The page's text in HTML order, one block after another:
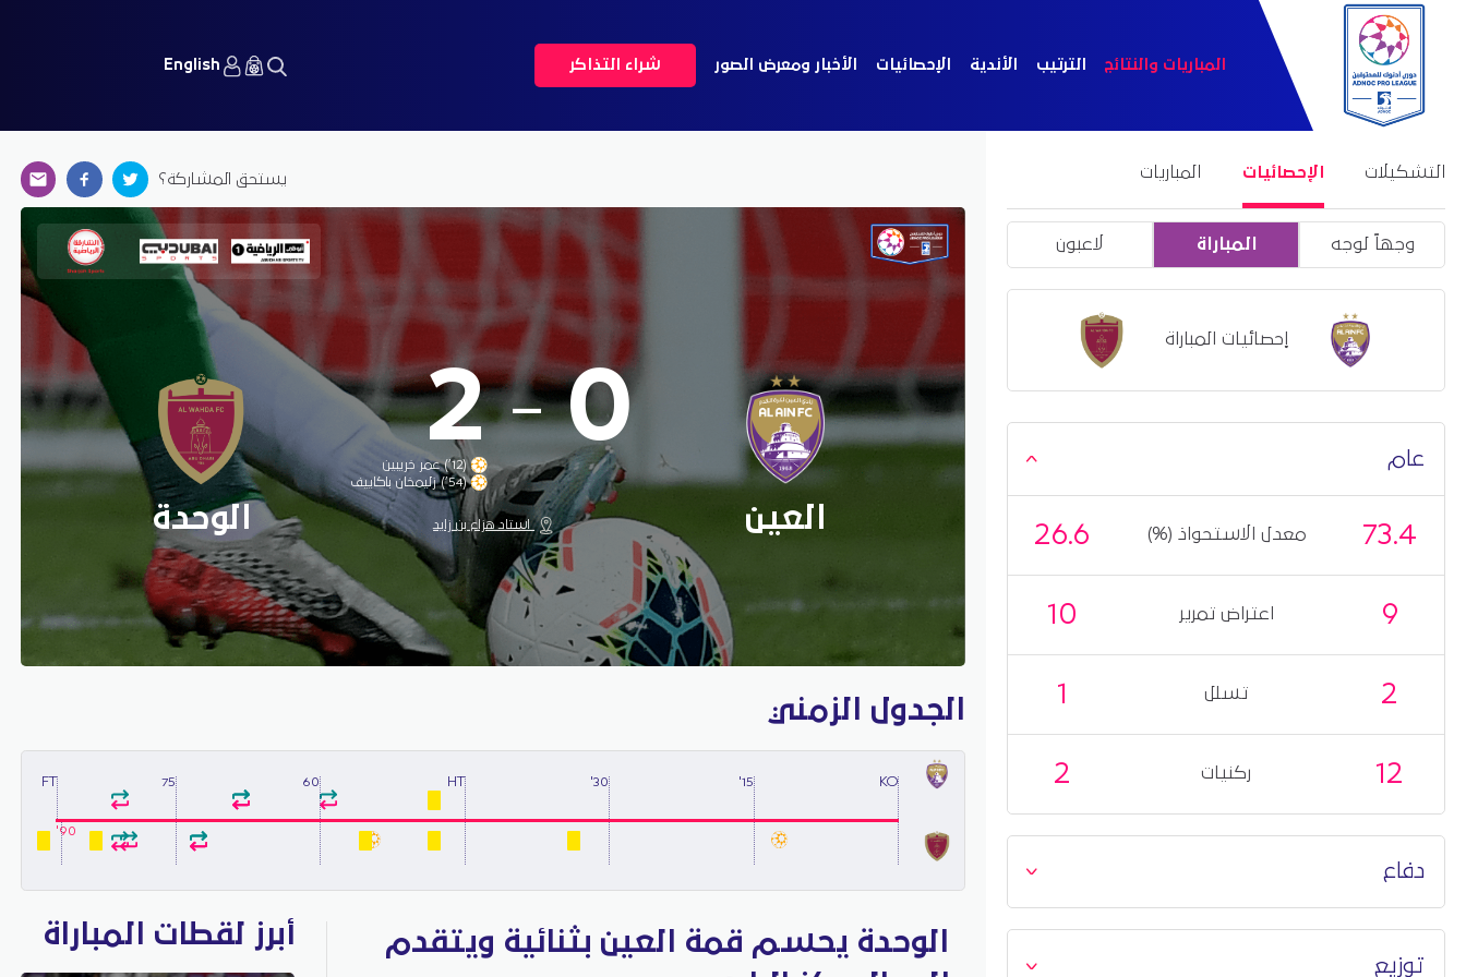
المباريات والنتائج الترتيب الأندية الإحصائيات الأخبار ومعرض الصور شراء التذاكر English
التشكيلات الإحصائيات المباريات
وجهاً لوجه المباراة لاعبون
إحصائيات المباراة
عام
73.4 معدل الاستحواذ (%) 26.6
9 اعتراض تمرير 10
2 تسلل 1
12 ركنيات 2
دفاع
توزيع
يستحق المشاركة؟
العين
0
-
2
(12’) عمر خريبين
(54’) زليمخان باكاييف
استاد هزاع بن زايد الوحدة
الجدول الزمني
KO
15'
30'
HT
60
75
FT
90'
الوحدة يحسم قمة العين بثنائية ويتقدم
أبرز لقطات المباراة